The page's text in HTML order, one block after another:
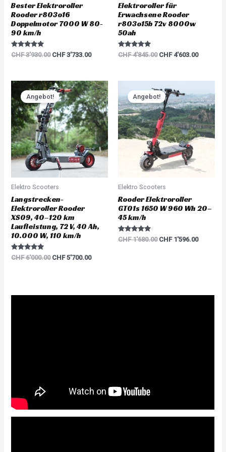
Bester Elektroroller
Rooder r803o16
Doppelmotor 7000 W 80-
90 km/h
Rated
CHF3'930.00 CHF3'733.00
Elektroroller für
Erwachsene Rooder
r803o15b 72v 8000w
50ah
Rated
CHF4'845.00 CHF4'603.00
Angebot!
Elektro Scooters
Langstrecken-
Elektroroller Rooder
XS09, 40–120 km
Laufleistung, 72 V, 40 Ah,
10.000 W, 110 km/h
Rated
5.00
CHF6'000.00
Original
price
was:
CHF 6'000.00.
CHF5'700.00
Current
price
is:
CHF 5'700.00.
Angebot!
Elektro Scooters
Rooder Elektroroller
GT01s 1650 W 960 Wh 20–
45 km/h
Rated
5.00
CHF1'680.00
price
was:
CHF 1'680.00.
CHF1'596.00
price
is:
CHF